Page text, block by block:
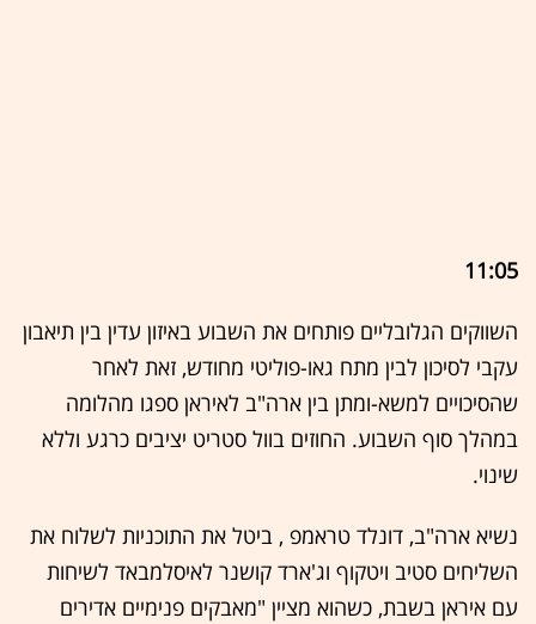
11:05
השווקים הגלובליים פותחים את השבוע באיזון עדין בין תיאבון
עקבי לסיכון לבין מתח גאו-פוליטי מחודש, זאת לאחר
שהסיכויים למשא-ומתן בין ארה"ב לאיראן ספגו מהלומה
במהלך סוף השבוע. החוזים בוול סטריט יציבים כרגע וללא
שינוי.
נשיא ארה"ב, דונלד טראמפ , ביטל את התוכניות לשלוח את
השליחים סטיב ויטקוף וג'ארד קושנר לאיסלמבאד לשיחות
עם איראן בשבת, כשהוא מציין "מאבקים פנימיים אדירים